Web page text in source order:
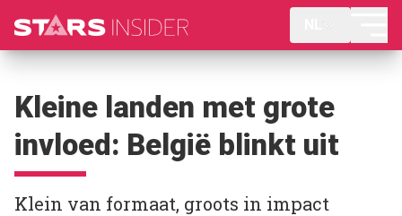
Kleine landen met grote
invloed: België blinkt uit
Klein van formaat, groots in impact